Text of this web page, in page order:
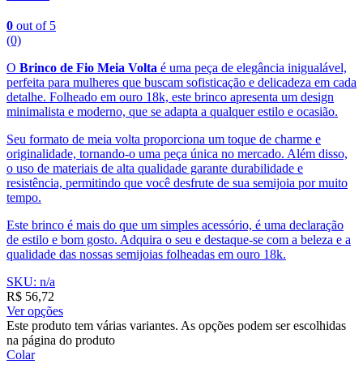
0 out of 5
(0)
O Brinco de Fio Meia Volta é uma peça de elegância inigualável,
perfeita para mulheres que buscam sofisticação e delicadeza em cada
detalhe. Folheado em ouro 18k, este brinco apresenta um design
minimalista e moderno, que se adapta a qualquer estilo e ocasião.
Seu formato de meia volta proporciona um toque de charme e
originalidade, tornando-o uma peça única no mercado. Além disso,
o uso de materiais de alta qualidade garante durabilidade e
resistência, permitindo que você desfrute de sua semijoia por muito
tempo.
Este brinco é mais do que um simples acessório, é uma declaração
de estilo e bom gosto. Adquira o seu e destaque-se com a beleza e a
qualidade das nossas semijoias folheadas em ouro 18k.
SKU: n/a
R$ 56,72
Ver opções
Este produto tem várias variantes. As opções podem ser escolhidas
na página do produto
Colar